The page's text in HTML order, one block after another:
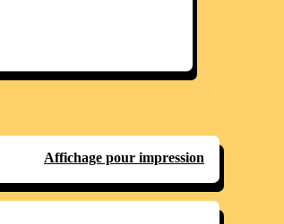
Affichage pour impression